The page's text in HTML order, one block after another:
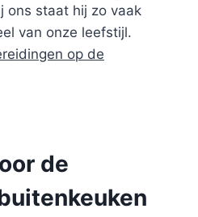
ons staat hij zo vaak
van onze leefstijl.
op de
de